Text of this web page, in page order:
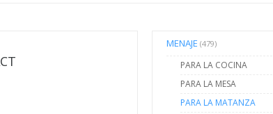
MENAJE (479)
PARA LA COCINA
PARA LA MESA
PARA LA MATANZA